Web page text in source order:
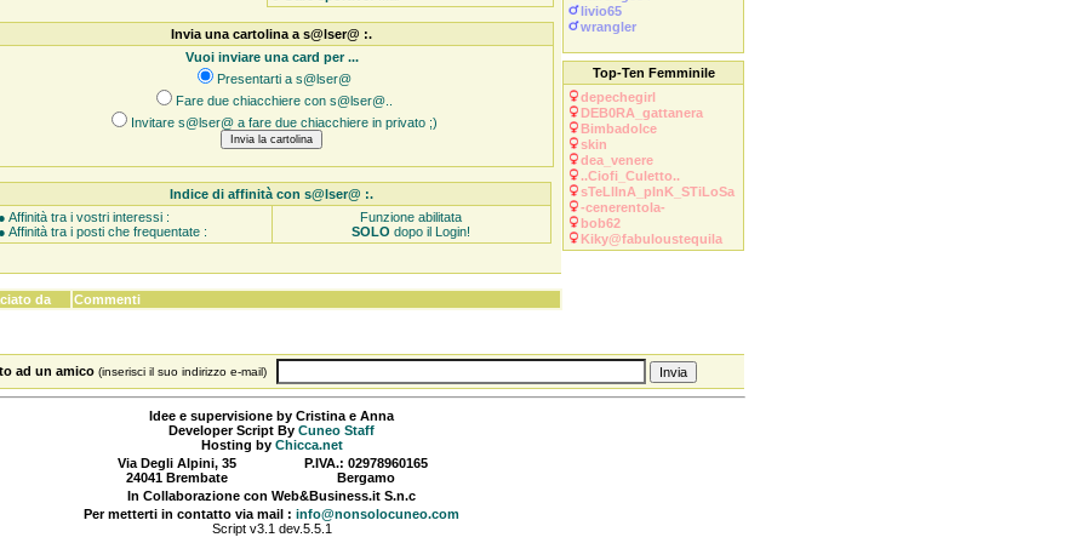
Invia una cartolina a s@lser@ :.
Vuoi inviare una card per ...
Presentarti a s@lser@
Fare due chiacchiere con s@lser@..
Invitare s@lser@ a fare due chiacchiere in privato ;)
Indice di affinità con s@lser@ :.
● Affinità tra i vostri interessi :
● Affinità tra i posti che frequentate :
Funzione abilitata
SOLO dopo il Login!
da Commenti
livio65
wrangler
Top-Ten Femminile
depechegirl
DEB0RA_gattanera
Bimbadolce
skin
dea_venere
..Ciofi_Culetto..
sTeLlInA_pInK_STiLoSa
-cenerentola-
bob62
Kiky@fabuloustequila
ad un amico (inserisci il suo indirizzo e-mail)
Idee e supervisione by Cristina e Anna
Developer Script By Cuneo Staff
Hosting by Chicca.net
Via Degli Alpini, 35
24041 Brembate
P.IVA.: 02978960165
Bergamo
In Collaborazione con Web&Business.it S.n.c
Per metterti in contatto via mail : info@nonsolocuneo.com
Script v3.1 dev.5.5.1